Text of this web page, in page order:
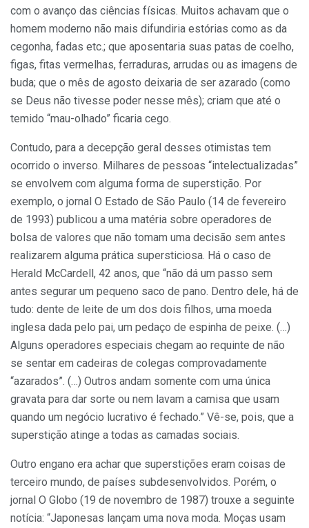
com o avanço das ciências físicas. Muitos achavam que o
homem moderno não mais difundiria estórias como as da
cegonha, fadas etc.; que aposentaria suas patas de coelho,
figas, fitas vermelhas, ferraduras, arrudas ou as imagens de
buda; que o mês de agosto deixaria de ser azarado (como
se Deus não tivesse poder nesse mês); criam que até o
temido “mau-olhado” ficaria cego.
Contudo, para a decepção geral desses otimistas tem
ocorrido o inverso. Milhares de pessoas “intelectualizadas”
se envolvem com alguma forma de superstição. Por
exemplo, o jornal O Estado de São Paulo (14 de fevereiro
de 1993) publicou a uma matéria sobre operadores de
bolsa de valores que não tomam uma decisão sem antes
realizarem alguma prática supersticiosa. Há o caso de
Herald McCardell, 42 anos, que “não dá um passo sem
antes segurar um pequeno saco de pano. Dentro dele, há de
tudo: dente de leite de um dos dois filhos, uma moeda
inglesa dada pelo pai, um pedaço de espinha de peixe. (…)
Alguns operadores especiais chegam ao requinte de não
se sentar em cadeiras de colegas comprovadamente
“azarados”. (…) Outros andam somente com uma única
gravata para dar sorte ou nem lavam a camisa que usam
quando um negócio lucrativo é fechado.” Vê-se, pois, que a
superstição atinge a todas as camadas sociais.
Outro engano era achar que superstições eram coisas de
terceiro mundo, de países subdesenvolvidos. Porém, o
jornal O Globo (19 de novembro de 1987) trouxe a seguinte
notícia: “Japonesas lançam uma nova moda. Moças usam